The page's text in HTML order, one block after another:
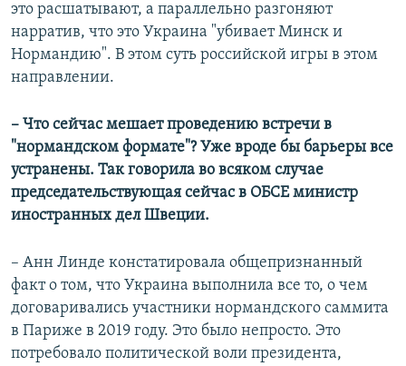
это расшатывают, а параллельно разгоняют
нарратив, что это Украина "убивает Минск и
Нормандию". В этом суть российской игры в этом
направлении.
– Что сейчас мешает проведению встречи в
"нормандском формате"? Уже вроде бы барьеры все
устранены. Так говорила во всяком случае
председательствующая сейчас в ОБСЕ министр
иностранных дел Швеции.
– Анн Линде констатировала общепризнанный
факт о том, что Украина выполнила все то, о чем
договаривались участники нормандского саммита
в Париже в 2019 году. Это было непросто. Это
потребовало политической воли президента,